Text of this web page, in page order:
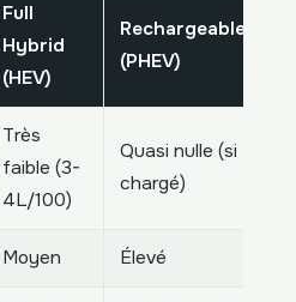
Full
Hybrid
(HEV)
Rechargeable
(PHEV)
Très
faible (3-
4L/100)
Quasi nulle (si
chargé)
Moyen Élevé